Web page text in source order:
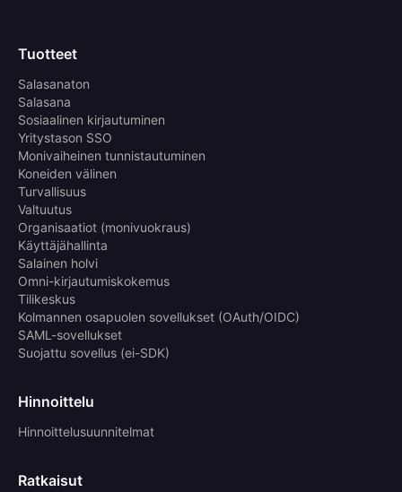
Tuotteet
Salasanaton
Salasana
Sosiaalinen kirjautuminen
Yritystason SSO
Monivaiheinen tunnistautuminen
Koneiden välinen
Turvallisuus
Valtuutus
Organisaatiot (monivuokraus)
Käyttäjähallinta
Salainen holvi
Omni-kirjautumiskokemus
Tilikeskus
Kolmannen osapuolen sovellukset (OAuth/OIDC)
SAML-sovellukset
Suojattu sovellus (ei-SDK)
Hinnoittelu
Hinnoittelusuunnitelmat
Ratkaisut